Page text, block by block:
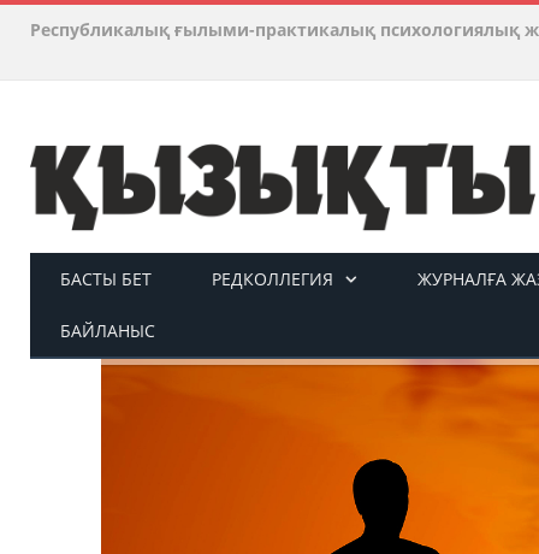
Республикалық ғылыми-практикалық психологиялық
БАСТЫ БЕТ РЕДКОЛЛЕГИЯ ЖУРНАЛҒА
БАЙЛАНЫС